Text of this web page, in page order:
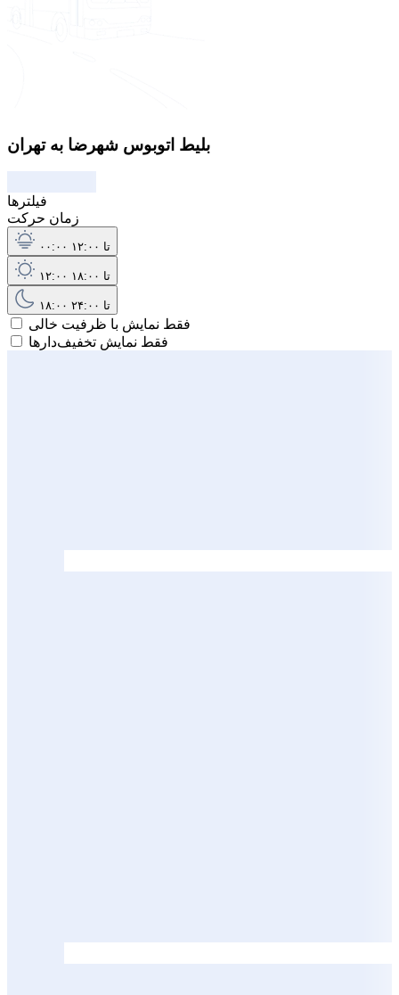
بلیط اتوبوس شهرضا به تهران
فیلترها
زمان حرکت
۰۰:۰۰ تا ۱۲:۰۰
۱۲:۰۰ تا ۱۸:۰۰
۱۸:۰۰ تا ۲۴:۰۰
فقط نمایش با ظرفیت خالی
فقط نمایش تخفیف‌دارها